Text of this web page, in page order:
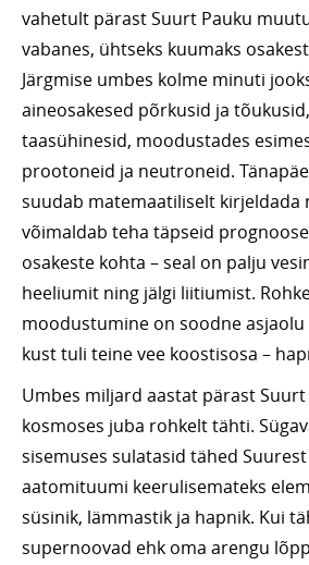
vahetult pärast Suurt Pauku
vabanes, ühtseks kuumaks
Järgmise umbes kolme minuti
aineosakesed põrkusid ja
taasühinesid, moodustades
prootoneid ja neutroneid.
suudab matemaatiliselt kirjeldada
võimaldab teha täpseid
osakeste kohta – seal on palju
heeliumit ning jälgi liitiumist.
moodustumine on soodne asjaolu
kust tuli teine vee koostisosa –
Umbes miljard aastat pärast Suurt
kosmoses juba rohkelt tähti.
sisemuses sulatasid tähed
aatomituumi keerulisemateks
süsinik, lämmastik ja hapnik. Kui
supernoovad ehk oma arengu